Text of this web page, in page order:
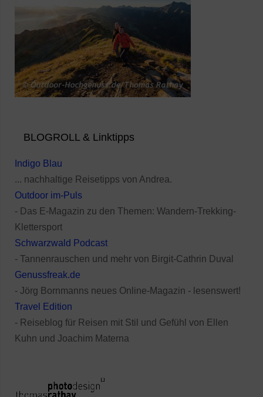
BLOGROLL & Linktipps
Indigo Blau
... nachhaltige Reisetipps von Andrea.
Outdoor im-Puls
- Das E-Magazin zu den Themen: Wandern-Trekking-
Klettersport
Schwarzwald Podcast
- Tannenrauschen und mehr von Birgit-Cathrin Duval
Genussfreak.de
- Jörg Bornmanns neues Online-Magazin - lesenswert!
Travel Edition
- Reiseblog für Reisen mit Stil und Gefühl von Ellen
Kuhn und Joachim Materna